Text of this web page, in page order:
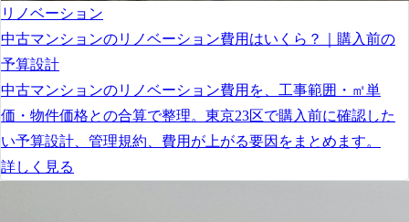
リノベーション
中古マンションのリノベーション費用はいくら？｜購入前の
予算設計
中古マンションのリノベーション費用を、工事範囲・㎡単
価・物件価格との合算で整理。東京23区で購入前に確認した
い予算設計、管理規約、費用が上がる要因をまとめます。
詳しく見る